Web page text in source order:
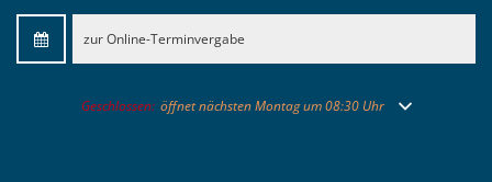
zur Online-Terminvergabe
Klicken, um weitere Öffnungs- oder Schließzeiten auszublenden
Geschlossen: öffnet nächsten Montag um 08:30 Uhr